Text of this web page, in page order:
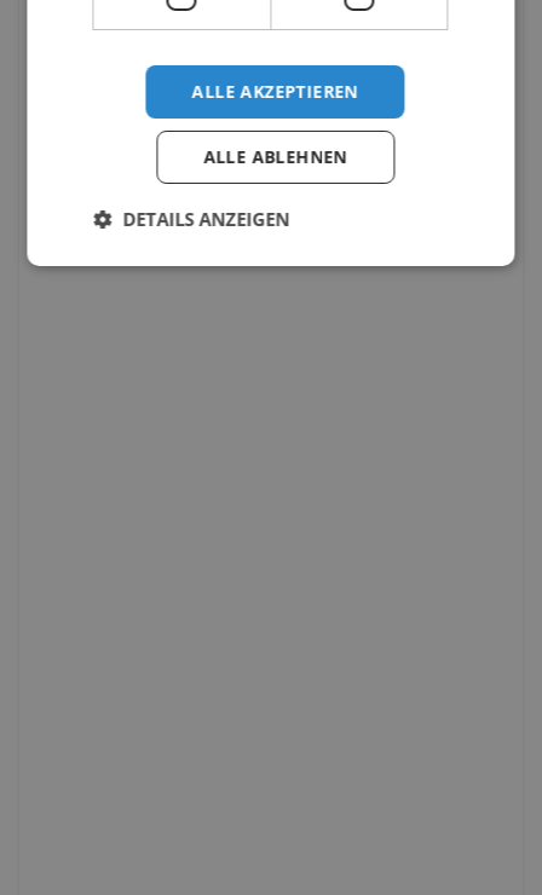
ALLE AKZEPTIEREN
ALLE ABLEHNEN
DETAILS ANZEIGEN